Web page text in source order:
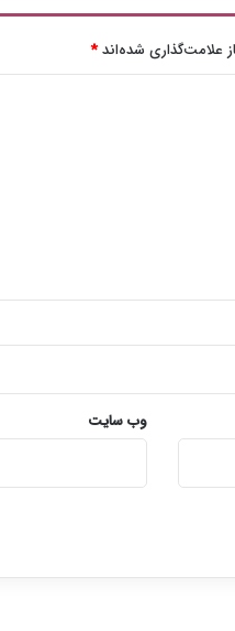
علامت‌گذاری شده‌اند*
وب‌ سایت